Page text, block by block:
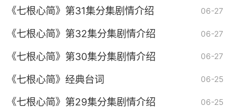
《七根心简》第31集分集剧情介绍 06-27
《七根心简》第32集分集剧情介绍 06-27
《七根心简》第30集分集剧情介绍 06-27
《七根心简》经典台词 06-25
《七根心简》第29集分集剧情介绍 06-25